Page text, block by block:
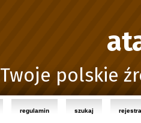
Twoje polskie
regulamin szukaj